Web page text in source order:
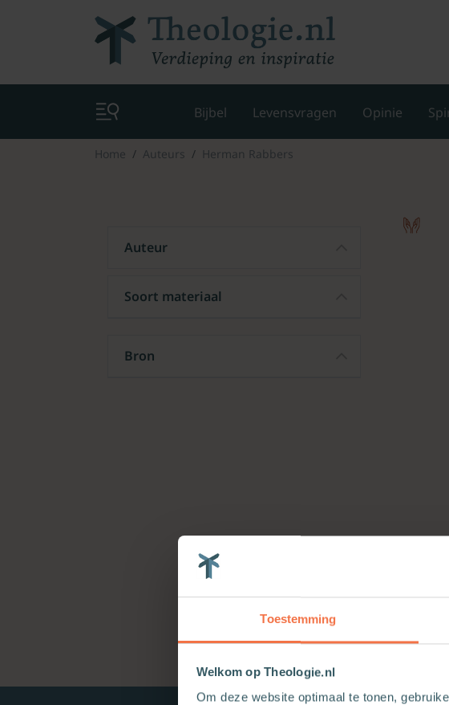
Toestemming
Welkom op Theologie.nl
Om deze website optimaal te tonen,
Bijbel Levensvragen Opinie
Home Auteurs Herman Rabbers
Auteur
Soort materiaal
Bron